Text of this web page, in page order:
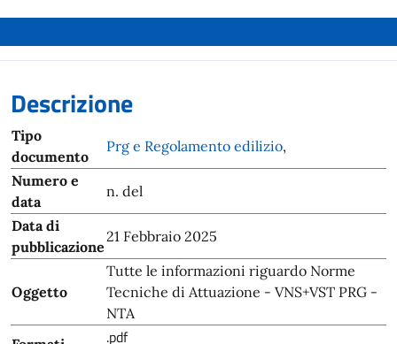
Descrizione
Tipo
documento
Prg e Regolamento edilizio,
Numero e
data
n. del
Data di
pubblicazione
21 Febbraio 2025
Oggetto
Tutte le informazioni riguardo Norme
Tecniche di Attuazione - VNS+VST PRG -
NTA
.pdf